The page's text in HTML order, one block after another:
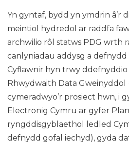
Yn gyntaf, bydd yn ymdrin â’r
meintiol hydredol ar raddfa
archwilio rôl statws PDG wrth
canlyniadau addysg a defnydd
Cyflawnir hyn trwy ddefnyddio
Rhwydwaith Data Gweinyddol
cymeradwyo’r prosiect hwn, i
Electronig Cymru ar gyfer
ryngddisgyblaethol ledled
defnydd gofal iechyd), gyda